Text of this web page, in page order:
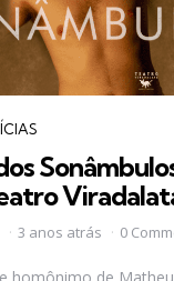
3 anos atrás 0